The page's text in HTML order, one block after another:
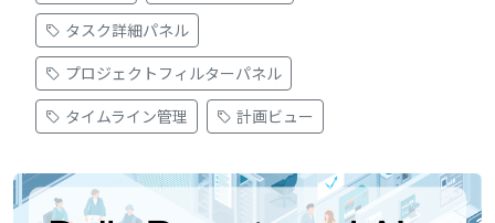
タスク詳細パネル
プロジェクトフィルターパネル
タイムライン管理
計画ビュー